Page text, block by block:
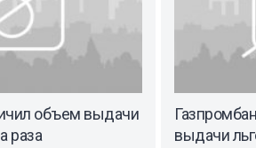
объем выдачи
раза
выдачи